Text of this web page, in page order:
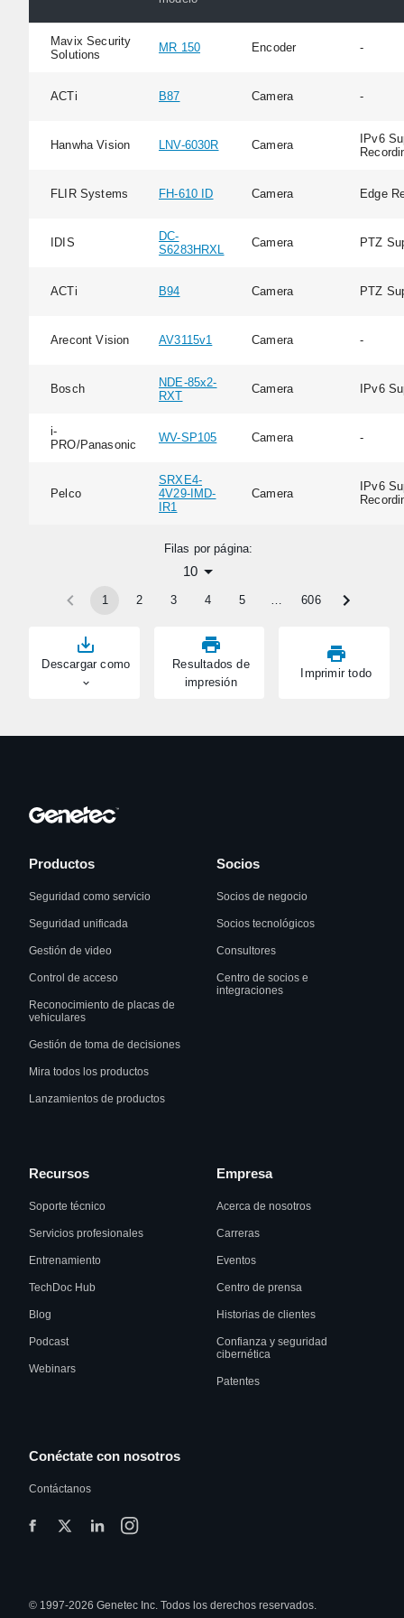
Descargar como
Resultados de
impresión
Imprimir todo
Mavix Security
Solutions
MR 150 Encoder -
ACTi B87 Camera -
Hanwha Vision LNV-6030R Camera
IPv6
FLIR Systems FH-610 ID Camera Edge
IDIS
DC-
S6283HRXL
Camera PTZ
ACTi B94 Camera PTZ
Arecont Vision AV3115v1 Camera -
Bosch
NDE-85x2-
RXT
Camera IPv6
i-
PRO/Panasonic
WV-SP105 Camera -
Pelco
SRXE4-
4V29-IMD-
IR1
Camera
IPv6
Filas por página:
10
1 2 3 4 5 … 606
Productos
Seguridad como servicio
Seguridad unificada
Gestión de video
Control de acceso
Reconocimiento de placas de
vehiculares
Gestión de toma de decisiones
Mira todos los productos
Lanzamientos de productos
Socios
Socios de negocio
Socios tecnológicos
Consultores
Centro de socios e
integraciones
Recursos
Soporte técnico
Servicios profesionales
Entrenamiento
TechDoc Hub
Blog
Podcast
Webinars
Empresa
Acerca de nosotros
Carreras
Eventos
Centro de prensa
Historias de clientes
Confianza y seguridad
cibernética
Patentes
Conéctate con nosotros
Contáctanos
© 1997-2026 Genetec Inc. Todos los derechos reservados.